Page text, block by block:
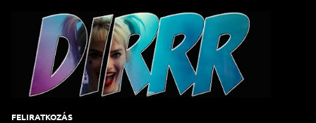
Ugrás a fő tartalomra
FELIRATKOZÁS